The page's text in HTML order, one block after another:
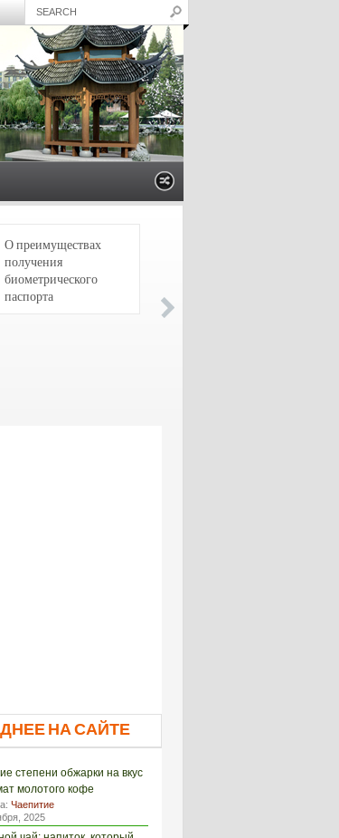
О преимуществах
получения
биометрического
паспорта
НА САЙТЕ
степени обжарки на вкус
молотого кофе
Чаепитие
2025